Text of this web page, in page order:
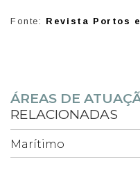
Fonte: Revista Portos
ÁREAS DE
RELACIONADAS
Marítimo